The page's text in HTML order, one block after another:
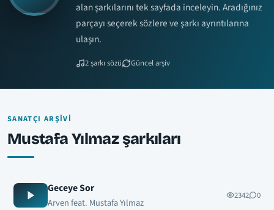
alan şarkılarını tek sayfada inceleyin. Aradığınız
parçayı seçerek sözlere ve şarkı ayrıntılarına
ulaşın.
2 şarkı sözü Güncel arşiv
SANATÇI ARŞIVI
Mustafa Yılmaz şarkıları
Geceye Sor
Arven feat. Mustafa Yılmaz
2342 0